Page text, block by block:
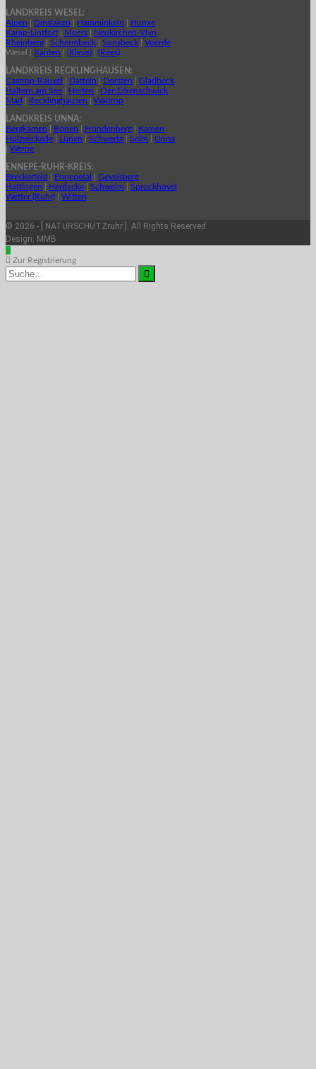
LANDKREIS WESEL:
Alpen
Dinslaken Hamminkeln
Hünxe
Kamp-Lintfort
Moers
Neukirchen-Vlyn
Rheinberg
Schermbeck Sonsbeck
Voerde
Wesel | Xanten (Kleve) (Rees)
LANDKREIS RECKLINGHAUSEN:
Castrop-Rauxel
Datteln Dorsten
Gladbeck
Haltern am See
Herten
Oer-Erkenschwick
Marl
Recklinghausen Waltrop
LANDKREIS UNNA:
Bergkamen
Bönen Fröndenberg
Kamen
Holzwickede
Lünen Schwerte Selm
Unna
Werne
ENNEPE-RUHR-KREIS:
Breckerfeld
Ennepetal
Gevelsberg
Hattingen
Herdecke Schwelm
Sprockhövel
Wetter (Ruhr)
Witten
© 2026 - [ NATURSCHUTZruhr ]. All Rights Reserved.
Design: MMB
Zur Registrierung